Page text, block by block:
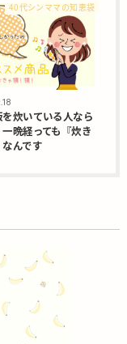
40代シンママの知恵袋
炊いている人なら
晩経っても『炊き
んです